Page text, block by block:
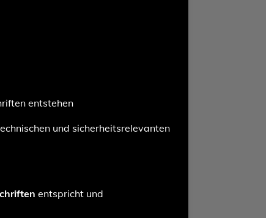
entstehen
und sicherheitsrelevanten
entspricht und